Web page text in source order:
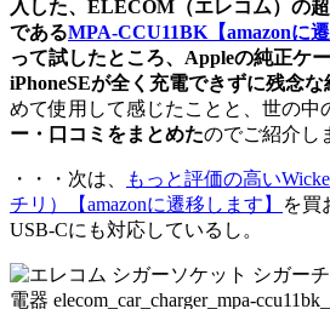
入した、ELECOM（エレコム）の
であるMPA-CCU11BK 【amazonに
って試したところ、Appleの純正ケ
iPhoneSEが全く充電できずに残念な
めて使用して感じたことと、世の中
ー・口コミをまとめたのでご紹介し
・・・次は、
もっと評価の高い
チリ）
【amazonに遷移します】
を買
USB-Cにも対応しているし。